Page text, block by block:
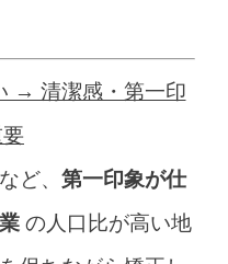
→ 清潔感・第一印
ど、 第一印象が仕
の人口比が高い地